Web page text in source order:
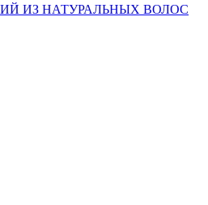
ИЗ НАТУРАЛЬНЫХ ВОЛОС